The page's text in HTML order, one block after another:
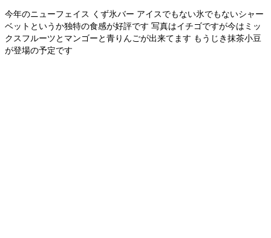
今年のニューフェイス くず氷バー アイスでもない氷でもないシャー
ベットというか独特の食感が好評です 写真はイチゴですが今はミッ
クスフルーツとマンゴーと青りんごが出来てます もうじき抹茶小豆
が登場の予定です